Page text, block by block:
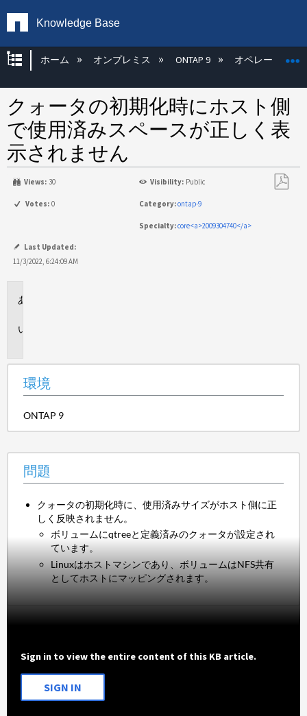
Knowledge Base
グローバル階層を展開/折りたたむ
ホーム オンプレミス ONTAP 9 オペレーティン
クォータの初期化時にホスト側
で使用済みスペースが正しく表
示されません
Views: 30 Visibility: Public
Votes: 0 Category:ontap-9
Specialty:core<a>2009304740</a>
Last Updated:
11/3/2022, 6:24:09 AM
環境
ONTAP 9
問題
クォータの初期化時に、使用済みサイズがホスト側に正
しく反映されません。
ボリュームにqtreeと定義済みのクォータが設定され
ています。
Linuxはホストマシンであり、ボリュームはNFS共有
としてホストにマッピングされます。
Sign in to view the entire content of this KB article.
SIGN IN